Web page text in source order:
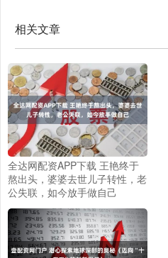
相关文章
全达网配资APP下载 王艳终于
熬出头，婆婆去世儿子转性，老
公失联，如今放手做自己